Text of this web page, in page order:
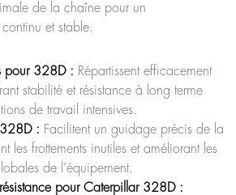
de la chaîne pour un
et stable.
pour 328D : Répartissent efficacement
stabilité et résistance à long terme
de travail intensives.
: Facilitent un guidage précis de la
les frottements inutiles et améliorant les
de l’équipement.
pour Caterpillar 328D :